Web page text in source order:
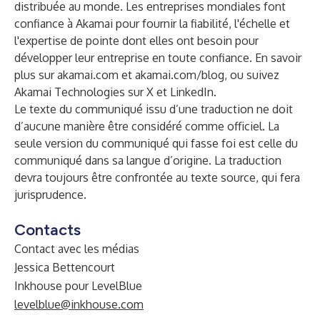
distribuée au monde. Les entreprises mondiales font
confiance à Akamai pour fournir la fiabilité, l'échelle et
l'expertise de pointe dont elles ont besoin pour
développer leur entreprise en toute confiance. En savoir
plus surakamai.com et akamai.com/blog, ou suivez
Akamai Technologies sur X et LinkedIn.
Le texte du communiqué issu d’une traduction ne doit
d’aucune manière être considéré comme officiel. La
seule version du communiqué qui fasse foi est celle du
communiqué dans sa langue d’origine. La traduction
devra toujours être confrontée au texte source, qui fera
jurisprudence.
Contacts
Contact avec les médias
Jessica Bettencourt
Inkhouse pour LevelBlue
levelblue@inkhouse.com